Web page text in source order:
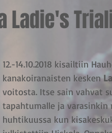
Ladie's
12.-14.10.2018 kisailtiin
kanakoiranaisten kesken
voitosta. Itse sain vahvat
tapahtumalle ja varasinkin
huhtikuussa kun